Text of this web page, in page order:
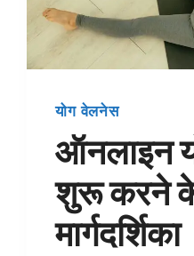
योग वेलनेस
ऑनलाइन
शुरू करने
मार्गदर्शिका